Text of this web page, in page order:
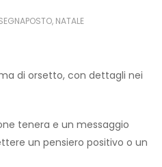
, NATALE
di orsetto, con dettagli nei
tenera e un messaggio
un pensiero positivo o un